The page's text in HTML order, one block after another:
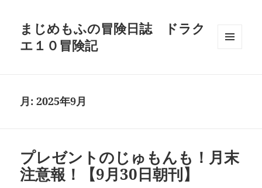
まじめもふの冒険日誌 ドラク
エ１０冒険記
月:2025年9月
プレゼントのじゅもんも！月末
注意報！【9月30日朝刊】